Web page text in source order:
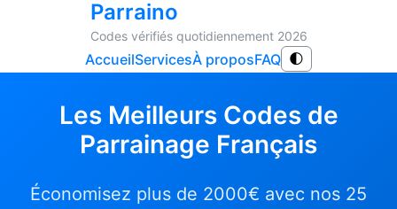
Parraino
Codes vérifiés quotidiennement 2026
AccueilServicesÀ proposFAQ 🌓
Les Meilleurs Codes de
Parrainage Français
Économisez plus de 2000€ avec nos 25